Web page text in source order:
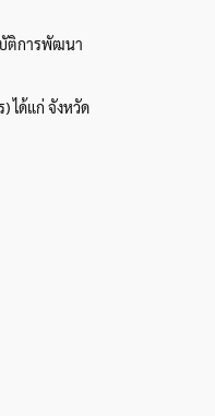
ติการพัฒนา
ได้แก่ จังหวัด